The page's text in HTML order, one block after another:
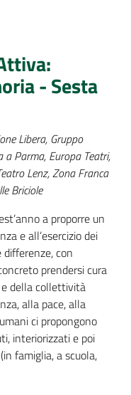
- Sesta
Libera, Gruppo
Parma, Europa Teatri,
Lenz, Zona Franca
Briciole
a proporre un
e all’esercizio dei
differenze, con
prendersi cura
e della collettività
alla pace, alla
ci propongono
interiorizzati e poi
famiglia, a scuola,